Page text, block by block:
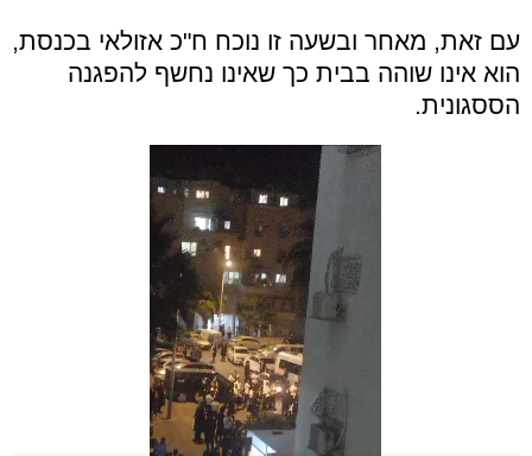
עם זאת, מאחר ובשעה זו נוכח ח"כ אזולאי בכנסת,
הוא אינו שוהה בבית כך שאינו נחשף להפגנה
הססגונית.